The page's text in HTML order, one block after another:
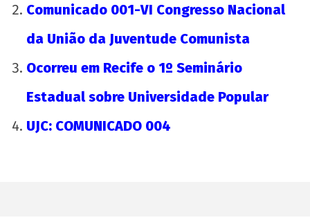
Comunicado 001-VI Congresso Nacional
da União da Juventude Comunista
Ocorreu em Recife o 1º Seminário
Estadual sobre Universidade Popular
UJC: COMUNICADO 004